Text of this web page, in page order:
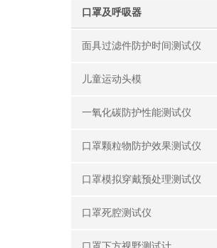
口罩及呼吸器
面具过滤件防护时间测试仪
儿童运动头模
一氧化碳防护性能测试仪
口罩颗粒物防护效果测试仪
口罩模拟穿戴预处理测试仪
口罩死腔测试仪